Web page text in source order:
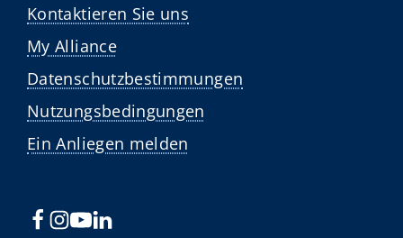
Kontaktieren Sie uns
My Alliance
Datenschutzbestimmungen
Nutzungsbedingungen
Ein Anliegen melden